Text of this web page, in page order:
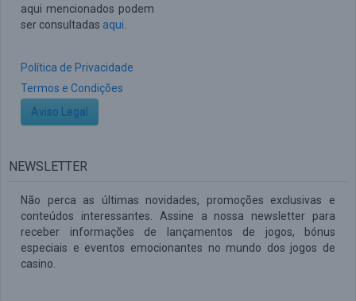
aqui mencionados podem
ser consultadas aqui
Política de Privacidade
Termos e Condições
Aviso Legal
NEWSLETTER
Não perca as últimas novidades, promoções exclusivas e
conteúdos interessantes. Assine a nossa newsletter para
receber informações de lançamentos de jogos, bónus
especiais e eventos emocionantes no mundo dos jogos de
casino.